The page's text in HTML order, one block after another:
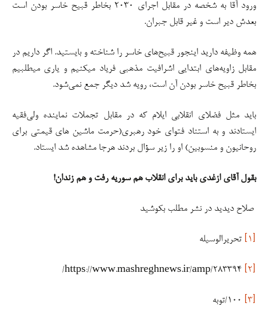
ورود آقا به شخصه در مقابل اجرای ۲۰۳۰ بخاطر قبیح خاسر بودن است
بعدش دیر است و غیر قابل جبران.
همه وظیفه دارید اینجور قبیح‌های خاسر را شناخته و بایستید. اگر داریم در
مقابل زاویه‌های ابتدایی اشرافیت مذهبی فریاد میکنیم و یاری میطلبیم
بخاطر قبیح خاسر بودن آن است، رویه شد دیگر جمع نمی‌شود.
باید مثل فضلای انقلابی ایلام که در مقابل تجملات نماینده ولی‌فقیه
ایستادند و به استناد فتوای خود رهبری(حرمت ماشین های قیمتی برای
روحانیون و منسوبین) او را زیر سؤال بردند هرجا مشاهده شد ایستاد.
بقول آقای ازغدی باید برای انقلاب هم سوریه رفت و هم زندان!
صلاح دیدید در نشر مطلب بکوشید
[۱] تحریرالوسیله
[۲]
[۳]